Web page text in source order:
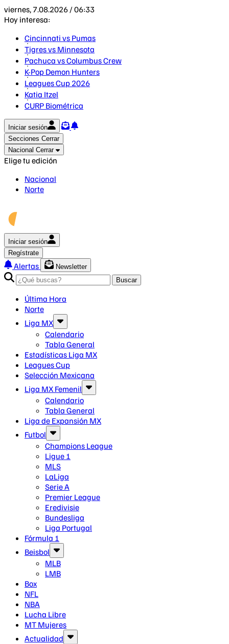
viernes, 7.08.2026 / 06:33
Hoy interesa:
Cincinnati vs Pumas
Tigres vs Minnesota
Pachuca vs Columbus Crew
K-Pop Demon Hunters
Leagues Cup 2026
Katia Itzel
CURP Biométrica
Iniciar sesión
Secciones Cerrar
Nacional Cerrar
Elige tu edición
Nacional
Norte
Iniciar sesión
Regístrate
Alertas
Newsletter
Buscar
Última Hora
Norte
Liga MX
Calendario
Tabla General
Estadísticas Liga MX
Leagues Cup
Selección Mexicana
Liga MX Femenil
Calendario
Tabla General
Liga de Expansión MX
Futbol
Champions League
Ligue 1
MLS
LaLiga
Serie A
Premier League
Eredivisie
Bundesliga
Liga Portugal
Fórmula 1
Beisbol
MLB
LMB
Box
NFL
NBA
Lucha Libre
MT Mujeres
Actualidad